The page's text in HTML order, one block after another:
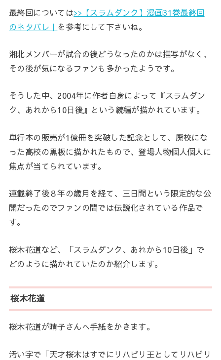
最終回については>>【スラムダンク】漫画31巻最終回
のネタバレ｜ を参考にして下さいね。
湘北メンバーが試合の後どうなったのかは描写がなく、
その後が気になるファンも多かったようです。
そうした中、2004年に作者自身によって『スラムダン
ク、あれから10日後』という続編が描かれています。
単行本の販売が1億冊を突破した記念として、廃校にな
った高校の黒板に描かれたもので、登場人物個人個人に
焦点が当てられています。
連載終了後８年の歳月を経て、三日間という限定的な公
開だったのでファンの間では伝説化されている作品で
す。
桜木花道など、「スラムダンク、あれから10日後」で
どのように描かれていたのか紹介します。
桜木花道
桜木花道が晴子さんへ手紙をかきます。
汚い字で「天才桜木はすでにリハビリ王としてリハビリ